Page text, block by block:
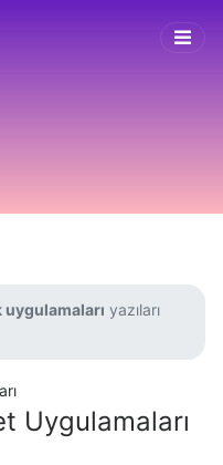
uygulamaları yazıları
Uygulamaları